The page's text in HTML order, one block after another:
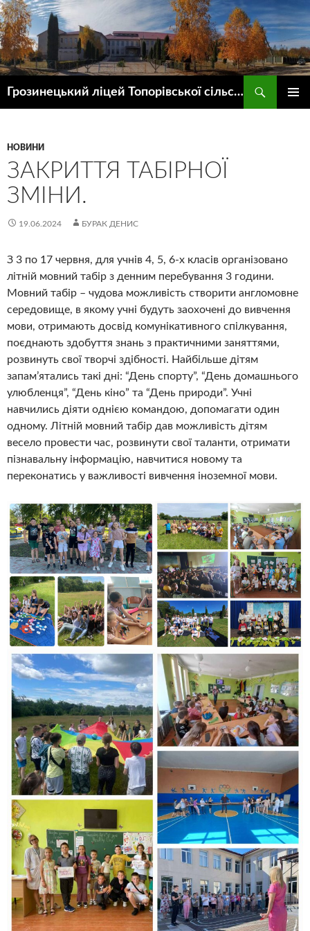
Грозинецький ліцей Топорівської сільської ради
НОВИНИ
ЗАКРИТТЯ ТАБІРНОЇ
ЗМІНИ.
19.06.2024 БУРАК ДЕНИС
З 3 по 17 червня, для учнів 4, 5, 6-х класів організовано
літній мовний табір з денним перебування 3 години.
Мовний табір – чудова можливість створити англомовне
середовище, в якому учні будуть заохочені до вивчення
мови, отримають досвід комунікативного спілкування,
поєднають здобуття знань з практичними заняттями,
розвинуть свої творчі здібності. Найбільше дітям
запам’ятались такі дні: “День спорту”, “День домашнього
улюбленця”, “День кіно” та “День природи”. Учні
навчились діяти однією командою, допомагати один
одному. Літній мовний табір дав можливість дітям
весело провести час, розвинути свої таланти, отримати
пізнавальну інформацію, навчитися новому та
переконатись у важливості вивчення іноземної мови.